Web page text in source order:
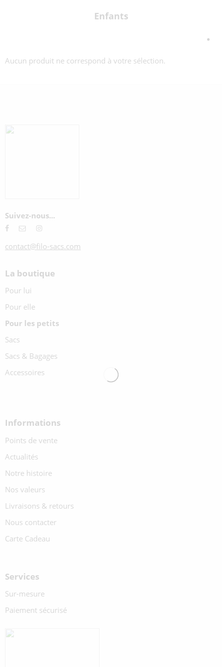
Enfants
Aucun produit ne correspond à votre sélection.
Suivez-nous...
contact@filo-sacs.com
La boutique
Pour lui
Pour elle
Pour les petits
Sacs
Sacs & Bagages
Accessoires
Informations
Points de vente
Actualités
Notre histoire
Nos valeurs
Livraisons & retours
Nous contacter
Carte Cadeau
Services
Sur-mesure
Paiement sécurisé